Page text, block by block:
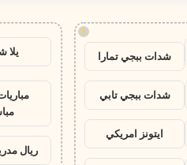
!
شدات ببجي تمارا
شدات ببجي تابي
ايتونز امريكي
ريال